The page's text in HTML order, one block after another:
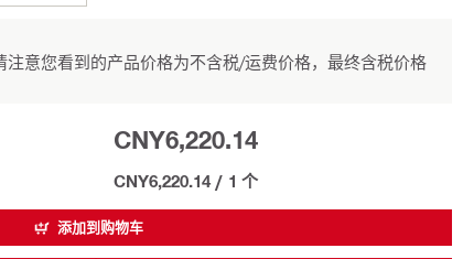
注意您看到的产品价格为不含税/运费价格，最终含税价格
CNY6,220.14
CNY6,220.14 / 1 个
添加到购物车